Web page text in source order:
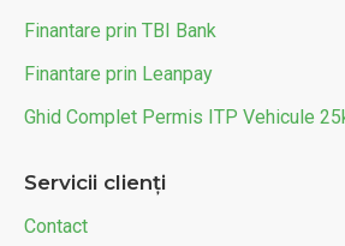
Finantare prin TBI Bank
Finantare prin Leanpay
Ghid Complet Permis ITP Vehicule
Servicii clienți
Contact